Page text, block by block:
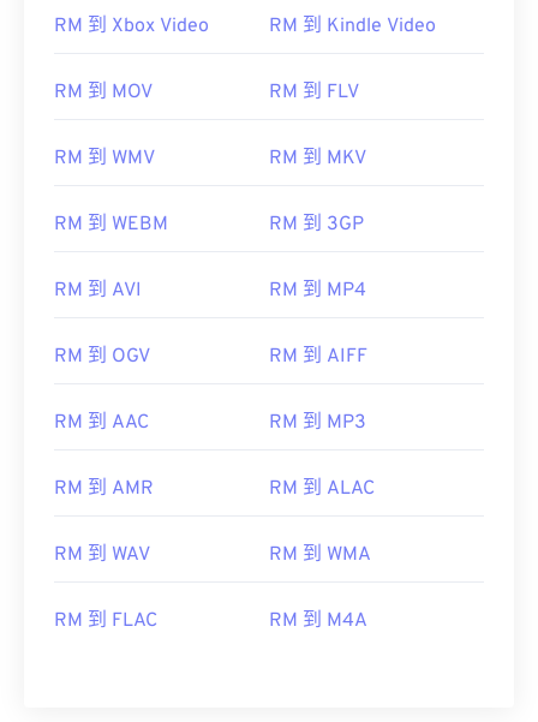
RM 到 Xbox Video RM 到 Kindle Video
RM 到 MOV RM 到 FLV
RM 到 WMV RM 到 MKV
RM 到 WEBM RM 到 3GP
RM 到 AVI RM 到 MP4
RM 到 OGV RM 到 AIFF
RM 到 AAC RM 到 MP3
RM 到 AMR RM 到 ALAC
RM 到 WAV RM 到 WMA
RM 到 FLAC RM 到 M4A